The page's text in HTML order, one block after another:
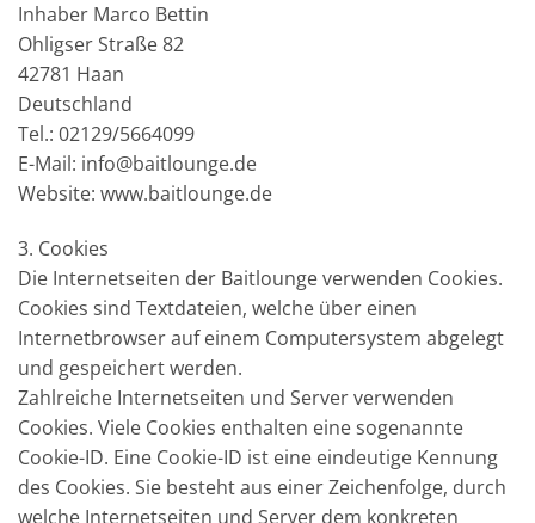
Inhaber Marco Bettin
Ohligser Straße 82
42781 Haan
Deutschland
Tel.: 02129/5664099
E-Mail: info@baitlounge.de
Website: www.baitlounge.de
3. Cookies
Die Internetseiten der Baitlounge verwenden Cookies.
Cookies sind Textdateien, welche über einen
Internetbrowser auf einem Computersystem abgelegt
und gespeichert werden.
Zahlreiche Internetseiten und Server verwenden
Cookies. Viele Cookies enthalten eine sogenannte
Cookie-ID. Eine Cookie-ID ist eine eindeutige Kennung
des Cookies. Sie besteht aus einer Zeichenfolge, durch
welche Internetseiten und Server dem konkreten